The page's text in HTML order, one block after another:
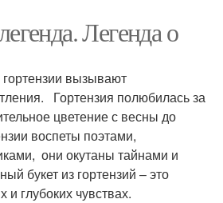
Легенда о
вызывают
Гортензия полюбилась за
цветение с весны до
воспеты поэтами,
они окутаны тайнами и
букет из гортензий – это
и глубоких чувствах.